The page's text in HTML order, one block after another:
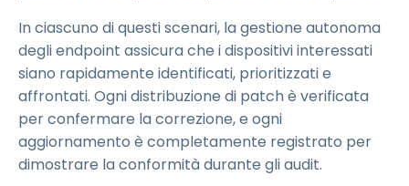
In ciascuno di questi scenari, la gestione autonoma
degli endpoint assicura che i dispositivi interessati
siano rapidamente identificati, prioritizzati e
affrontati. Ogni distribuzione di patch è verificata
per confermare la correzione, e ogni
aggiornamento è completamente registrato per
dimostrare la conformità durante gli audit.